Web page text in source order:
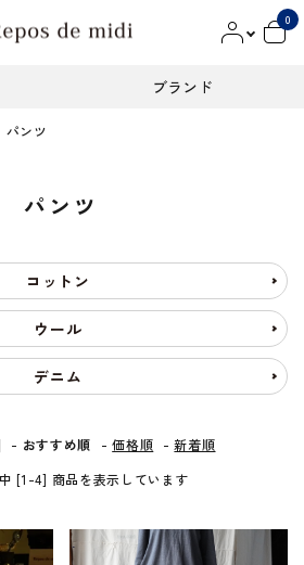
0
ブランド
新規会員登録
パンツ
パンツ
コットン
ウール
デニム
- おすすめ順 -価格順 -新着順
[1-4] 商品を表示しています